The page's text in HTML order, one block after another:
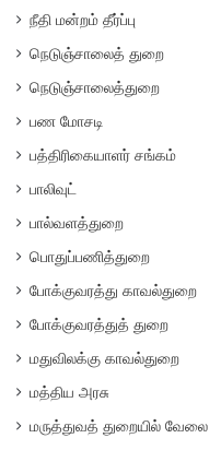
நீதி மன்றம் தீர்ப்பு
நெடுஞ்சாலைத் துறை
நெடுஞ்சாலைத்துறை
பண மோசடி
பத்திரிகையாளர் சங்கம்
பாலிவுட்
பால்வளத்துறை
பொதுப்பணித்துறை
போக்குவரத்து காவல்துறை
போக்குவரத்துத் துறை
மதுவிலக்கு காவல்துறை
மத்திய அரசு
மருத்துவத் துறையில் வேலை